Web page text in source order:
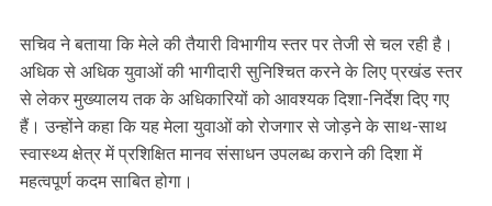
सचिव ने बताया कि मेले की तैयारी विभागीय स्तर पर तेजी से चल रही है।
अधिक से अधिक युवाओं की भागीदारी सुनिश्चित करने के लिए प्रखंड स्तर
से लेकर मुख्यालय तक के अधिकारियों को आवश्यक दिशा-निर्देश दिए गए
हैं। उन्होंने कहा कि यह मेला युवाओं को रोजगार से जोड़ने के साथ-साथ
स्वास्थ्य क्षेत्र में प्रशिक्षित मानव संसाधन उपलब्ध कराने की दिशा में
महत्वपूर्ण कदम साबित होगा।